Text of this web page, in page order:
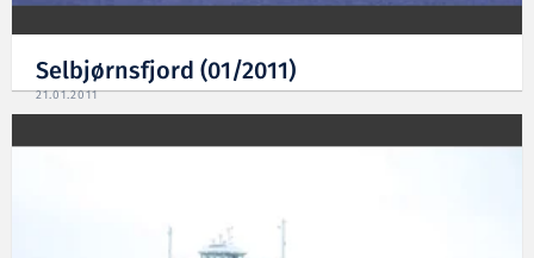
Selbjørnsfjord (01/2011)
21.01.2011